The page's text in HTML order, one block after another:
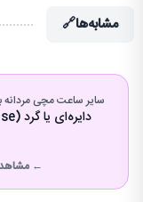
مشابه‌ها🔗
سایر ساعت مچی
دایره‌ای یا گرد (Round Case)
←